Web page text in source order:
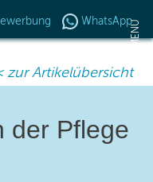
WhatsAppMENU
zur Artikelübersicht
der Pflege